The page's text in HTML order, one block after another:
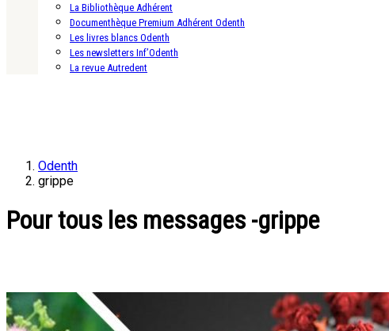
La Bibliothèque Adhérent
Documenthèque Premium Adhérent Odenth
Les livres blancs Odenth
Les newsletters Inf’Odenth
La revue Autredent
Odenth
grippe
Pour tous les messages -grippe